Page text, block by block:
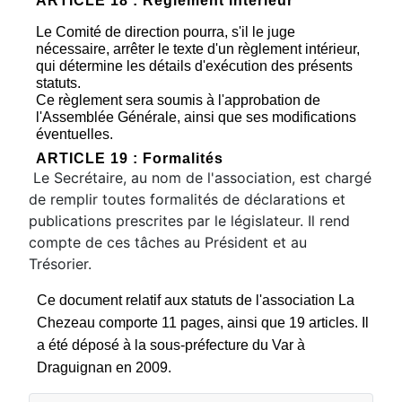
Le Comité de direction pourra, s'il le juge
nécessaire, arrêter le texte d'un règlement intérieur,
qui détermine les détails d'exécution des présents
statuts.
Ce règlement sera soumis à l'approbation de
l'Assemblée Générale, ainsi que ses modifications
éventuelles.
ARTICLE 19 : Formalités
Le Secrétaire, au nom de l'association, est chargé
de remplir toutes formalités de déclarations et
publications prescrites par le législateur. Il rend
compte de ces tâches au Président et au
Trésorier.
Ce document relatif aux statuts de l'association La
Chezeau comporte 11 pages, ainsi que 19 articles. Il
a été déposé à la sous-préfecture du Var à
Draguignan en 2009.